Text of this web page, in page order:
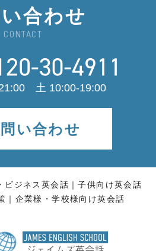
合わせ
CONTACT
土 10:00-19:00
い合わせ
ビジネス英会話
子供向け英会話
企業様・学校様向け英会話